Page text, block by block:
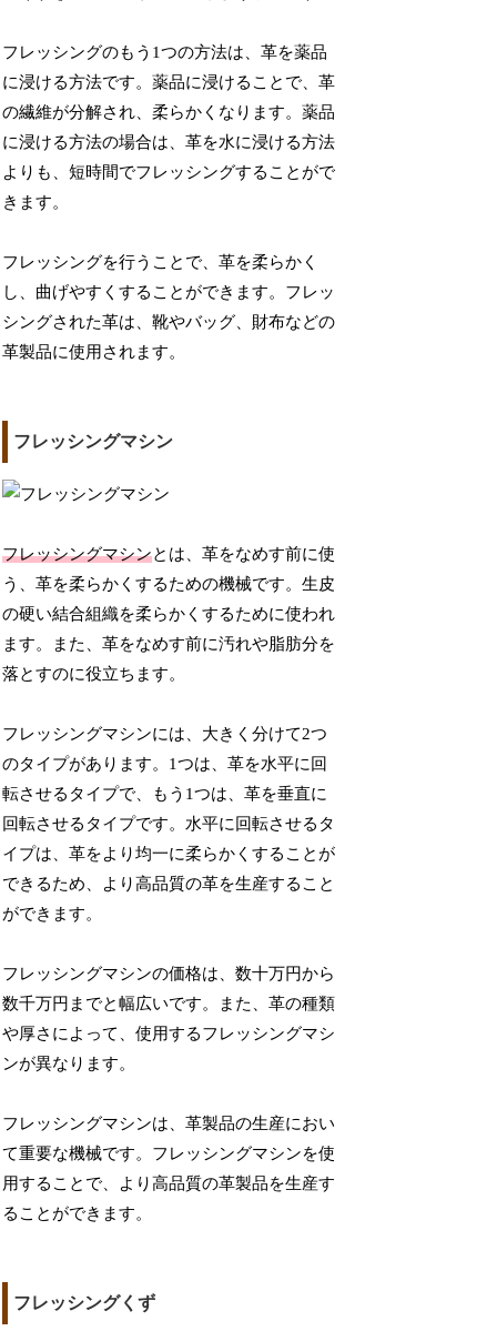
フレッシングのもう1つの方法は、革を薬品
に浸ける方法です。薬品に浸けることで、革
の繊維が分解され、柔らかくなります。薬品
に浸ける方法の場合は、革を水に浸ける方法
よりも、短時間でフレッシングすることがで
きます。
フレッシングを行うことで、革を柔らかく
し、曲げやすくすることができます。フレッ
シングされた革は、靴やバッグ、財布などの
革製品に使用されます。
フレッシングマシン
フレッシングマシンとは、革をなめす前に使
う、革を柔らかくするための機械です。生皮
の硬い結合組織を柔らかくするために使われ
ます。また、革をなめす前に汚れや脂肪分を
落とすのに役立ちます。
フレッシングマシンには、大きく分けて2つ
のタイプがあります。1つは、革を水平に回
転させるタイプで、もう1つは、革を垂直に
回転させるタイプです。水平に回転させるタ
イプは、革をより均一に柔らかくすることが
できるため、より高品質の革を生産すること
ができます。
フレッシングマシンの価格は、数十万円から
数千万円までと幅広いです。また、革の種類
や厚さによって、使用するフレッシングマシ
ンが異なります。
フレッシングマシンは、革製品の生産におい
て重要な機械です。フレッシングマシンを使
用することで、より高品質の革製品を生産す
ることができます。
フレッシングくず